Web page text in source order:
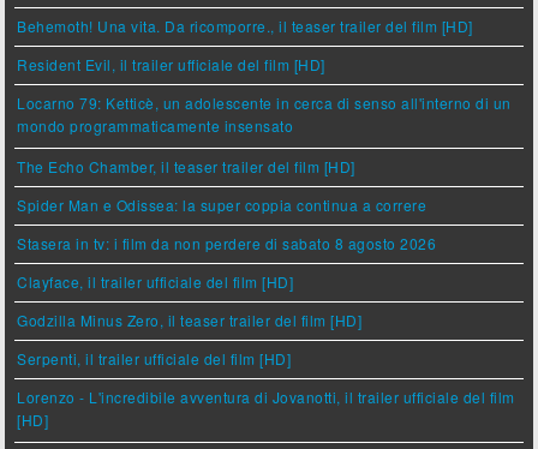
Behemoth! Una vita. Da ricomporre., il teaser trailer del film [HD]
Resident Evil, il trailer ufficiale del film [HD]
Locarno 79: Ketticè, un adolescente in cerca di senso all'interno di un
mondo programmaticamente insensato
The Echo Chamber, il teaser trailer del film [HD]
Spider Man e Odissea: la super coppia continua a correre
Stasera in tv: i film da non perdere di sabato 8 agosto 2026
Clayface, il trailer ufficiale del film [HD]
Godzilla Minus Zero, il teaser trailer del film [HD]
Serpenti, il trailer ufficiale del film [HD]
Lorenzo - L'incredibile avventura di Jovanotti, il trailer ufficiale del film
[HD]